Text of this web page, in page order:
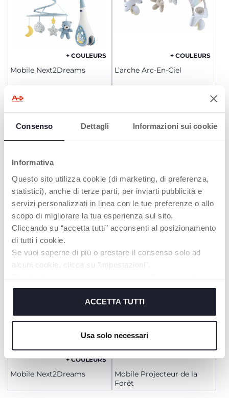
Consenso Dettagli Informazioni sui cookie
Informativa
Questo sito utilizza cookie (di marketing, di preferenza,
statistici), anche di terze parti, per inviarti pubblicità e
servizi personalizzati in linea con le tue preferenze o allo
scopo di migliorare la tua esperienza sul sito.
Cliccando su “accetta tutti” acconsenti al posizionamento
di tutti i cookie.
Se vuoi saperne di più o prestare il consenso solo ad
alcuni cookie, clicca su "impostazioni".
Chiudendo questo banner acconsenti all’uso dei soli
cookie tecnici, indispensabili per fruire del servizio
ACCETTA TUTTI
Usa solo necessari
+ COULEURS
Mobile Next2Dreams
+ COULEURS
L’arche Arc-En-Ciel
+ COULEURS
Mobile Next2Dreams
+ COULEURS
+ COULEURS
Mobile Next2Dreams
Mobile Projecteur de la
Forêt